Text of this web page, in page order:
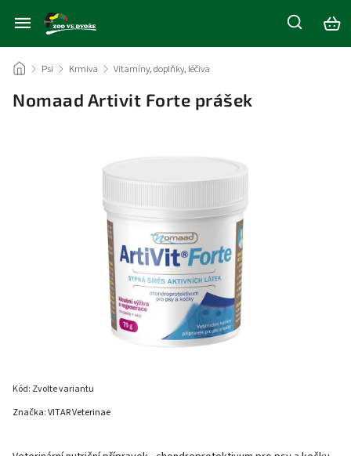
/ Psi / Krmiva / Vitamíny, doplňky, léčiva
Nomaad Artivit Forte prášek
Kód: Zvolte variantu
Značka:VITAR Veterinae